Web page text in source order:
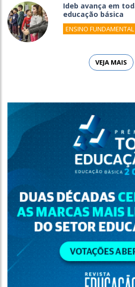
Ideb avança em
educação básica
ENSINO FUNDAMENTAL
VEJA MAIS